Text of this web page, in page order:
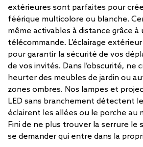
extérieures sont parfaites pour
féérique multicolore ou blanche.
même activables à distance grâce à
télécommande. L’éclairage
pour garantir la sécurité de vos
de vos invités. Dans l’obscurité, ne
heurter des meubles de jardin ou
zones ombres. Nos lampes et
LED sans branchement détectent
éclairent les allées ou le porche au
Fini de ne plus trouver la serrure le
se demander qui entre dans la